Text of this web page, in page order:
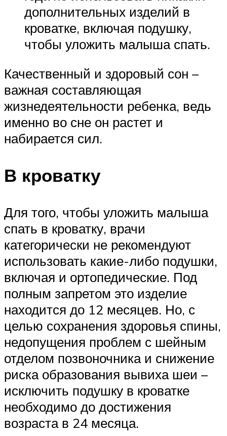
дополнительных изделий в
кроватке, включая подушку,
чтобы уложить малыша спать.
Качественный и здоровый сон –
важная составляющая
жизнедеятельности ребенка, ведь
именно во сне он растет и
набирается сил.
В кроватку
Для того, чтобы уложить малыша
спать в кроватку, врачи
категорически не рекомендуют
использовать какие-либо подушки,
включая и ортопедические. Под
полным запретом это изделие
находится до 12 месяцев. Но, с
целью сохранения здоровья спины,
недопущения проблем с шейным
отделом позвоночника и снижение
риска образования вывиха шеи –
исключить подушку в кроватке
необходимо до достижения
возраста в 24 месяца.